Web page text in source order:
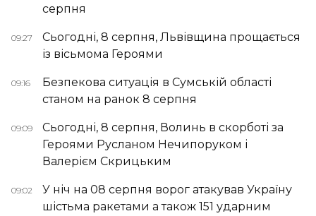
серпня
09:27
Сьогодні, 8 серпня, Львівщина прощається
із вісьмома Героями
09:16
Безпекова ситуація в Сумській області
станом на ранок 8 серпня
09:09
Сьогодні, 8 серпня, Волинь в скорботі за
Героями Русланом Нечипоруком і
Валерієм Скрицьким
09:02
У ніч на 08 серпня ворог атакував Україну
шістьма ракетами а також 151 ударним